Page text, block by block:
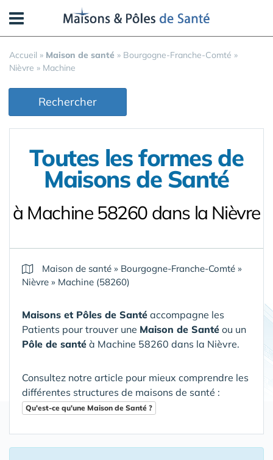
Accueil » Maison de santé » Bourgogne-Franche-Comté »
Nièvre » Machine
Rechercher
Toutes les formes de
Maisons de Santé
à Machine 58260 dans la Nièvre
Maison de santé » Bourgogne-Franche-Comté »
Nièvre » Machine (58260)
Maisons et Pôles de Santé accompagne les
Patients pour trouver une Maison de Santé ou un
Pôle de santé à Machine 58260 dans la Nièvre.
Consultez notre article pour mieux comprendre les
différentes structures de maisons de santé :
Qu'est-ce qu'une Maison de Santé ?
Panneau de gestion des cookies